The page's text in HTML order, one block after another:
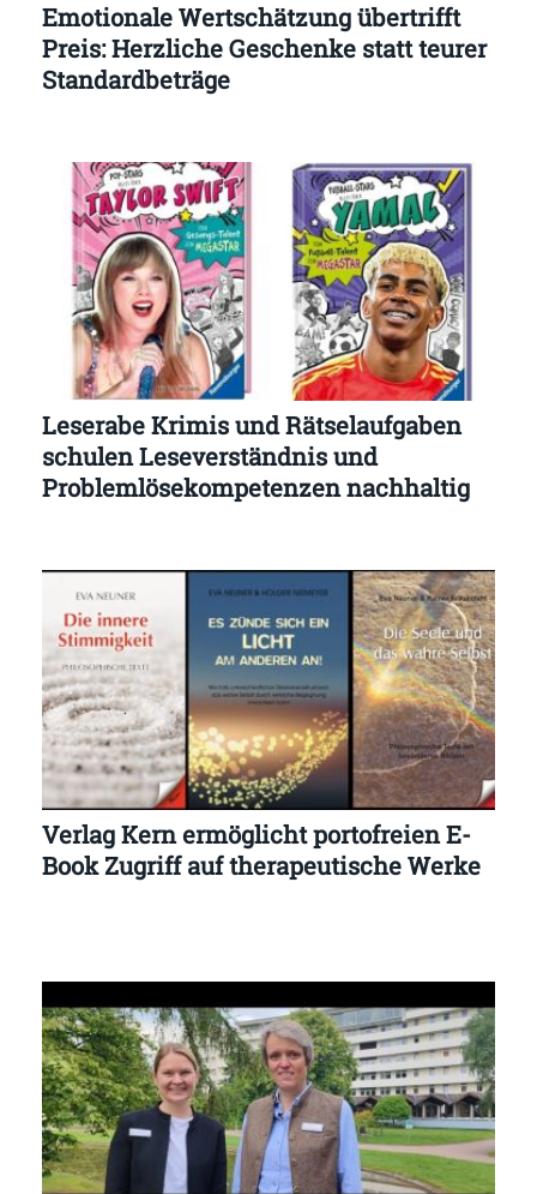
Emotionale Wertschätzung übertrifft
Preis: Herzliche Geschenke statt teurer
Standardbeträge
Leserabe Krimis und Rätselaufgaben
schulen Leseverständnis und
Problemlösekompetenzen nachhaltig
Verlag Kern ermöglicht portofreien E-
Book Zugriff auf therapeutische Werke